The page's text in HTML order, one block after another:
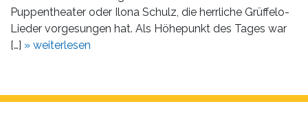
Puppentheater oder Ilona Schulz, die herrliche Grüffelo-
Lieder vorgesungen hat. Als Höhepunkt des Tages war
[…] » weiterlesen